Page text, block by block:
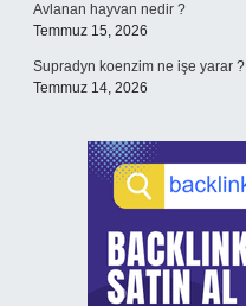
Avlanan hayvan nedir ?
Temmuz 15, 2026
Supradyn koenzim ne işe yarar ?
Temmuz 14, 2026